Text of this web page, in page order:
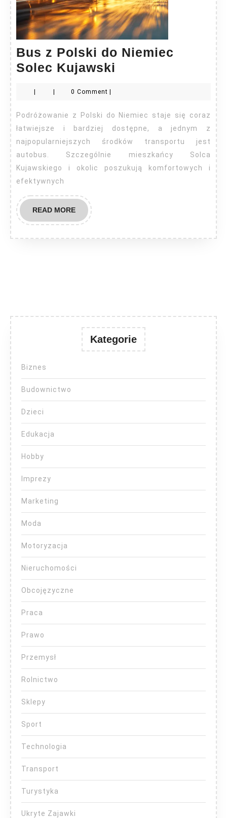
Bus z Polski do Niemiec
Solec Kujawski
do
Niemiec
Solec
Kujawski
0 Comment
Podróżowanie z Polski do Niemiec staje się coraz
łatwiejsze i bardziej dostępne, a jednym z
najpopularniejszych środków transportu jest
autobus. Szczególnie mieszkańcy Solca
Kujawskiego i okolic poszukują komfortowych i
efektywnych
READ MOREREAD
MORE
Kategorie
Biznes
Budownictwo
Dzieci
Edukacja
Hobby
Imprezy
Marketing
Moda
Motoryzacja
Nieruchomości
Obcojęzyczne
Praca
Prawo
Przemysł
Rolnictwo
Sklepy
Sport
Technologia
Transport
Turystyka
Ukryte Zajawki